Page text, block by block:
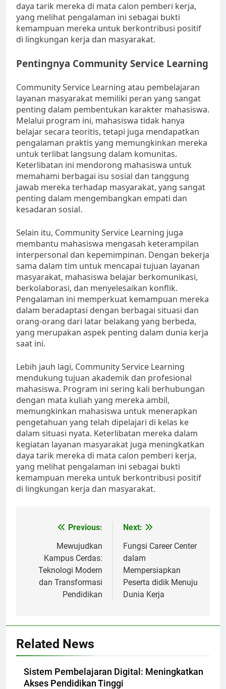
daya tarik mereka di mata calon pemberi kerja,
yang melihat pengalaman ini sebagai bukti
kemampuan mereka untuk berkontribusi positif
di lingkungan kerja dan masyarakat.
Pentingnya Community Service Learning
Community Service Learning atau pembelajaran
layanan masyarakat memiliki peran yang sangat
penting dalam pembentukan karakter mahasiswa.
Melalui program ini, mahasiswa tidak hanya
belajar secara teoritis, tetapi juga mendapatkan
pengalaman praktis yang memungkinkan mereka
untuk terlibat langsung dalam komunitas.
Keterlibatan ini mendorong mahasiswa untuk
memahami berbagai isu sosial dan tanggung
jawab mereka terhadap masyarakat, yang sangat
penting dalam mengembangkan empati dan
kesadaran sosial.
Selain itu, Community Service Learning juga
membantu mahasiswa mengasah keterampilan
interpersonal dan kepemimpinan. Dengan bekerja
sama dalam tim untuk mencapai tujuan layanan
masyarakat, mahasiswa belajar berkomunikasi,
berkolaborasi, dan menyelesaikan konflik.
Pengalaman ini memperkuat kemampuan mereka
dalam beradaptasi dengan berbagai situasi dan
orang-orang dari latar belakang yang berbeda,
yang merupakan aspek penting dalam dunia kerja
saat ini.
Lebih jauh lagi, Community Service Learning
mendukung tujuan akademik dan profesional
mahasiswa. Program ini sering kali berhubungan
dengan mata kuliah yang mereka ambil,
memungkinkan mahasiswa untuk menerapkan
pengetahuan yang telah dipelajari di kelas ke
dalam situasi nyata. Keterlibatan mereka dalam
kegiatan layanan masyarakat juga meningkatkan
daya tarik mereka di mata calon pemberi kerja,
yang melihat pengalaman ini sebagai bukti
kemampuan mereka untuk berkontribusi positif
di lingkungan kerja dan masyarakat.
navigation
Previous:
Mewujudkan
Kampus Cerdas:
Teknologi Modern
dan Transformasi
Pendidikan
Next:
Fungsi Career Center
dalam
Mempersiapkan
Peserta didik Menuju
Dunia Kerja
Related News
Sistem Pembelajaran Digital: Meningkatkan
Akses Pendidikan Tinggi